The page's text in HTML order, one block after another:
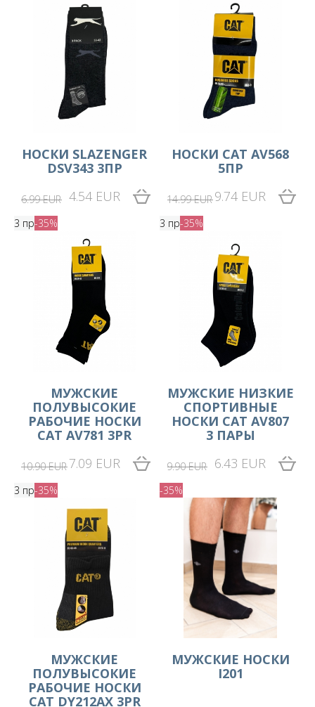
HОСКИ SLAZENGER
DSV343 3ПР
6.99 EUR 4.54 EUR
НОСКИ CAT AV568
5ПР
14.99 EUR9.74 EUR
3 пр-35%
МУЖСКИЕ
ПОЛУВЫСОКИЕ
РАБОЧИЕ НОСКИ
CAT AV781 3PR
10.90 EUR7.09 EUR
3 пр-35%
МУЖСКИЕ НИЗКИЕ
СПОРТИВНЫЕ
НОСКИ CAT AV807
3 ПАРЫ
9.90 EUR 6.43 EUR
3 пр-35%
МУЖСКИЕ
ПОЛУВЫСОКИЕ
РАБОЧИЕ НОСКИ
CAT DY212AX 3PR
-35%
MУЖСКИЕ НОСКИ
I201